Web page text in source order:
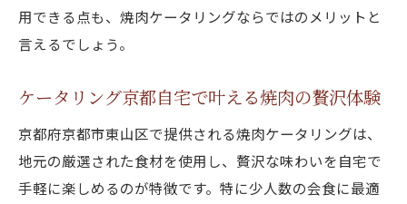
焼肉ケータリングとは何か少人数会食で解
焼肉ケータリングおしゃれ演出の具体例を
紹介
ケータリング京都おしゃれな焼肉盛り付け
のコツ
用できる点も、焼肉ケータリングならではのメリットと
言えるでしょう。
ケータリング京都自宅で叶える焼肉の贅沢体験
京都府京都市東山区で提供される焼肉ケータリングは、
地元の厳選された食材を使用し、贅沢な味わいを自宅で
手軽に楽しめるのが特徴です。特に少人数の会食に最適